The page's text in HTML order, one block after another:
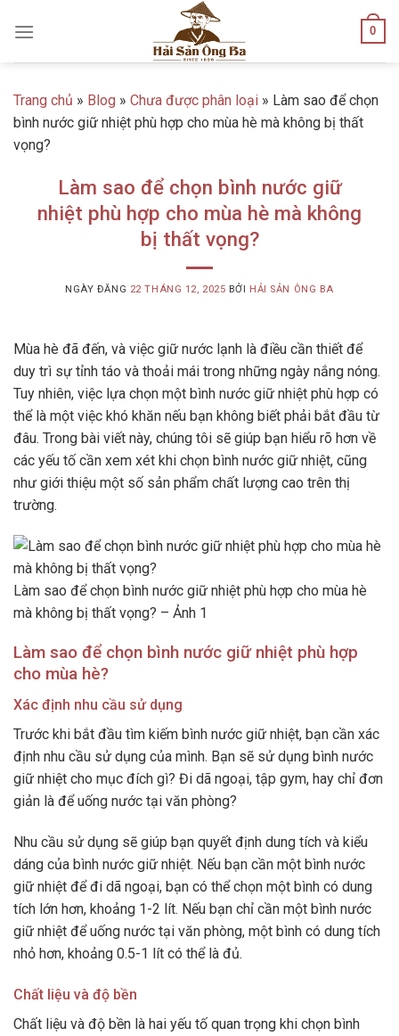
0
Trang chủ » Blog » Chưa được phân loại » Làm sao để chọn
bình nước giữ nhiệt phù hợp cho mùa hè mà không bị thất
vọng?
Làm sao để chọn bình nước giữ
nhiệt phù hợp cho mùa hè mà không
bị thất vọng?
NGÀY ĐĂNG 22 THÁNG 12, 2025 BỞI HẢI SẢN ÔNG BA
Mùa hè đã đến, và việc giữ nước lạnh là điều cần thiết để
duy trì sự tỉnh táo và thoải mái trong những ngày nắng nóng.
Tuy nhiên, việc lựa chọn một bình nước giữ nhiệt phù hợp có
thể là một việc khó khăn nếu bạn không biết phải bắt đầu từ
đâu. Trong bài viết này, chúng tôi sẽ giúp bạn hiểu rõ hơn về
các yếu tố cần xem xét khi chọn bình nước giữ nhiệt, cũng
như giới thiệu một số sản phẩm chất lượng cao trên thị
trường.
Làm sao để chọn bình nước giữ nhiệt phù hợp cho mùa hè
mà không bị thất vọng? – Ảnh 1
Làm sao để chọn bình nước giữ nhiệt phù hợp
cho mùa hè?
Xác định nhu cầu sử dụng
Trước khi bắt đầu tìm kiếm bình nước giữ nhiệt, bạn cần xác
định nhu cầu sử dụng của mình. Bạn sẽ sử dụng bình nước
giữ nhiệt cho mục đích gì? Đi dã ngoại, tập gym, hay chỉ đơn
giản là để uống nước tại văn phòng?
Nhu cầu sử dụng sẽ giúp bạn quyết định dung tích và kiểu
dáng của bình nước giữ nhiệt. Nếu bạn cần một bình nước
giữ nhiệt để đi dã ngoại, bạn có thể chọn một bình có dung
tích lớn hơn, khoảng 1-2 lít. Nếu bạn chỉ cần một bình nước
giữ nhiệt để uống nước tại văn phòng, một bình có dung tích
nhỏ hơn, khoảng 0.5-1 lít có thể là đủ.
Chất liệu và độ bền
Chất liệu và độ bền là hai yếu tố quan trọng khi chọn bình